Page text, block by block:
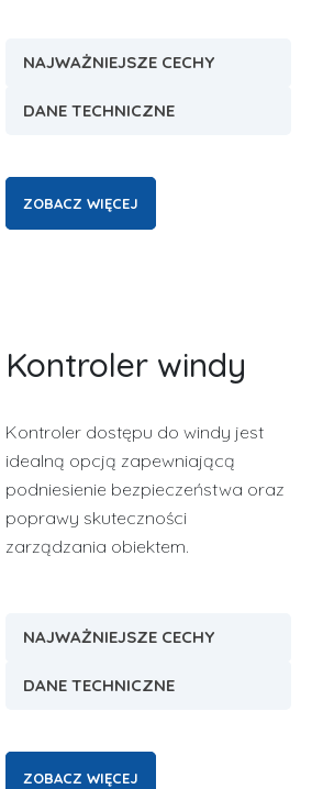
NAJWAŻNIEJSZE CECHY
DANE TECHNICZNE
ZOBACZ WIĘCEJ
Kontroler windy
Kontroler dostępu do windy jest
idealną opcją zapewniającą
podniesienie bezpieczeństwa oraz
poprawy skuteczności
zarządzania obiektem.
NAJWAŻNIEJSZE CECHY
DANE TECHNICZNE
ZOBACZ WIĘCEJ